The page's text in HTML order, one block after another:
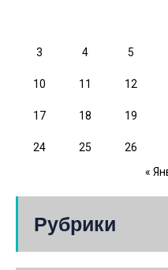
3 4 5
10 11 12
17 18 19
24 25 26
«
Рубрики